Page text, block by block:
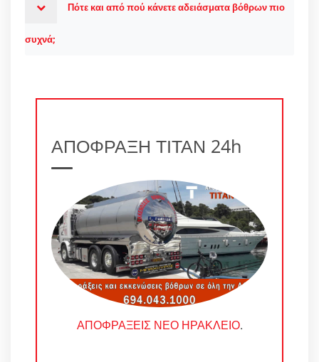
Πότε και από πού κάνετε αδειάσματα βόθρων πιο
συχνά;
ΑΠΟΦΡΑΞΗ ΤΙΤΑΝ 24h
ΑΠΟΦΡΑΞΕΙΣ ΝΕΟ ΗΡΑΚΛΕΙΟ.